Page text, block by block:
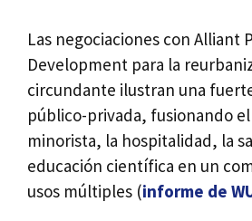
Las negociaciones con Alliant
Development para la
circundante ilustran una
público-privada, fusionando
minorista, la hospitalidad, la
educación científica en un
usos múltiples (informe de